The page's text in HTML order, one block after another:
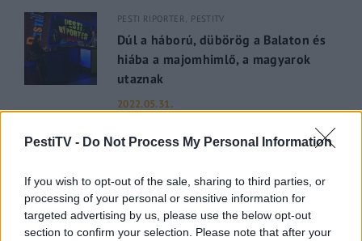
PestiTV - Do Not Process My Personal Information
If you wish to opt-out of the sale, sharing to third parties, or
processing of your personal or sensitive information for
targeted advertising by us, please use the below opt-out
section to confirm your selection. Please note that after your
PESTI RIPORTER PESTITV
Dúl a háború, dübörög a Balaton és
hiába a majomhimlő, a magyarok
utaznak
2022.05.31.
GERILLA BÁR PESTITV
szépségének titka
2022.05.31.